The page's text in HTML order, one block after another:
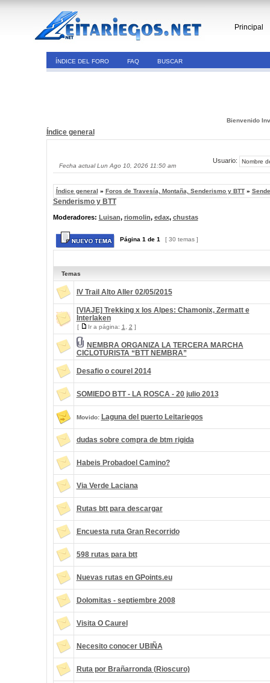
Principal
ÍNDICE DEL FORO FAQ BUSCAR
Bienvenido
Índice general
Fecha actual Lun Ago 10, 2026 11:50 am
Usuario:
Índice general » Foros de Travesía, Montaña, Senderismo y BTT»
Senderismo y BTT
Moderadores: Luisan, riomolin, edax, chustas
Página 1 de 1 [ 30 temas ]
Temas
IV Trail Alto Aller 02/05/2015
[VIAJE] Trekking x los Alpes: Chamonix, Zermatt e
Interlaken
[ Ir a página: 1 2 ]
NEMBRA ORGANIZA LA TERCERA MARCHA
CICLOTURISTA “BTT NEMBRA”
Desafio o courel 2014
SOMIEDO BTT - LA ROSCA - 20 julio 2013
Movido: Laguna del puerto Leitariegos
dudas sobre compra de btm rigida
Habeis Probadoel Camino?
Via Verde Laciana
Rutas btt para descargar
Encuesta ruta Gran Recorrido
598 rutas para btt
Nuevas rutas en GPoints.eu
Dolomitas - septiembre 2008
Visita O Caurel
Necesito conocer UBIÑA
Ruta por Brañarronda (Rioscuro)